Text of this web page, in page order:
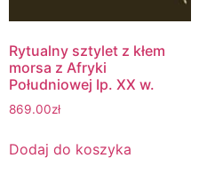
Rytualny sztylet z kłem
morsa z Afryki
Południowej Ip. XX w.
869.00zł
Dodaj do koszyka